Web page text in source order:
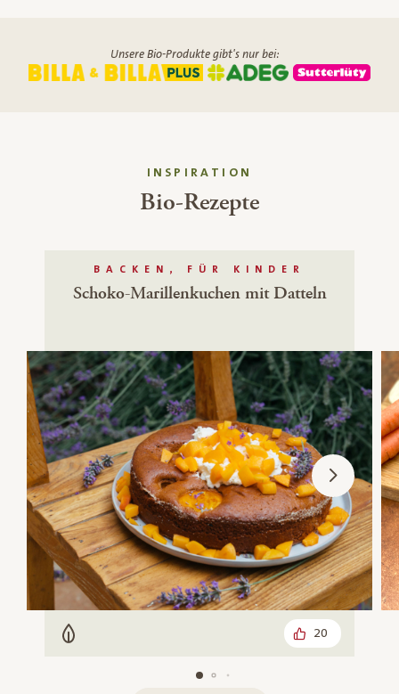
Unsere Bio-Produkte gibt's nur bei:
INSPIRATION
Bio-Rezepte
BACKEN, FÜR KINDER
Schoko-Marillenkuchen mit Datteln
Vegetarisch 20